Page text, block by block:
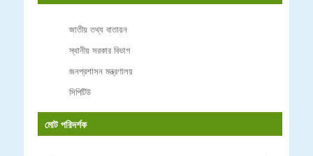
জাতীয় তথ্য বাতায়ন
স্থানীয় সরকার বিভাগ
জনপ্রশাসন মন্ত্রণালয়
সিপিটিউ
মোট পরিদর্শক